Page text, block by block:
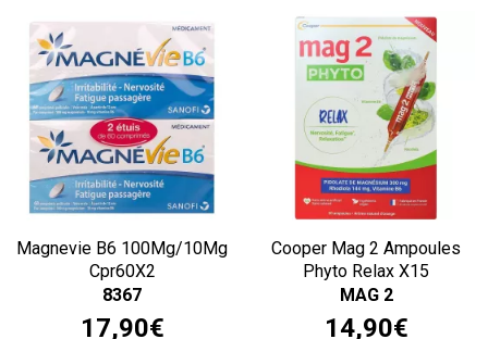
Magnevie B6 100Mg/10Mg
Cpr60X2
8367
17,90€
Cooper Mag 2 Ampoules
Phyto Relax X15
MAG 2
14,90€